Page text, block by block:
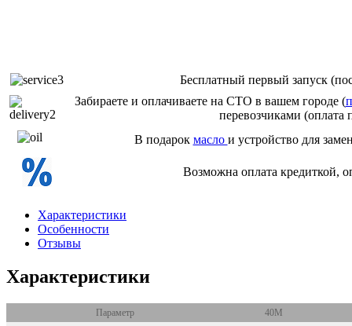
Бесплатный первый запуск
Забираете и оплачиваете на СТО в вашем городе (
перевозчиками (оплата
В подарок масло и устройство для
Возможна оплата кредиткой,
Характеристики
Особенности
Отзывы
Характеристики
Параметр
40M